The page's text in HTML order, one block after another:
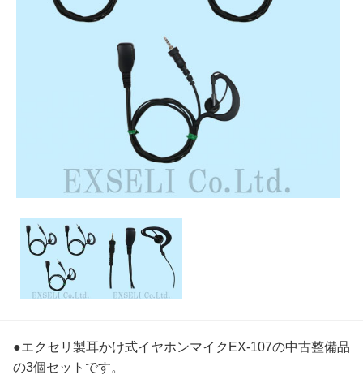
●エクセリ製耳かけ式イヤホンマイクEX-107の中古整備品
の3個セットです。